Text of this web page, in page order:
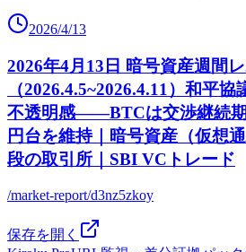
2026/4/13
2026年4月13日 暗号資産週間
（2026.4.5~2026.4.11）和平
不透明感――BTCは交渉継続
円台を維持｜暗号資産（仮想
段の取引所｜SBI VCトレード
/market-report/d3nz5zkoy
保存を開く